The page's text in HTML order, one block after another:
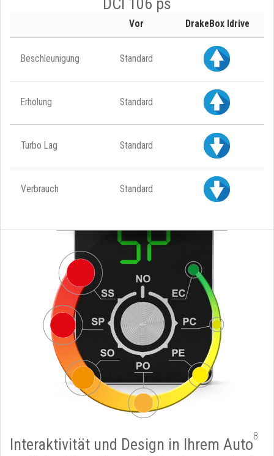
Vor DrakeBox Idrive
Beschleunigung Standard
Erholung Standard
Turbo Lag Standard
Verbrauch Standard
Interaktivität und Design in Ihrem Auto8